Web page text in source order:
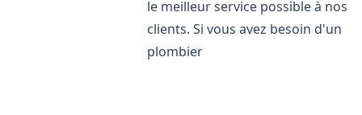
le meilleur service possible à nos
clients. Si vous avez besoin d'un
plombier